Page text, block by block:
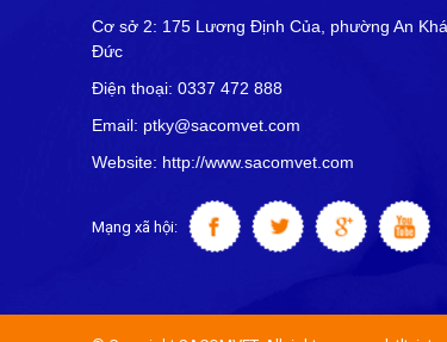
Cơ sở 2: 175 Lương Định Của, phường An
Đức
Điện thoại: 0337 472 888
Email: ptky@sacomvet.com
Website: http://www.sacomvet.com
Mạng xã hội: